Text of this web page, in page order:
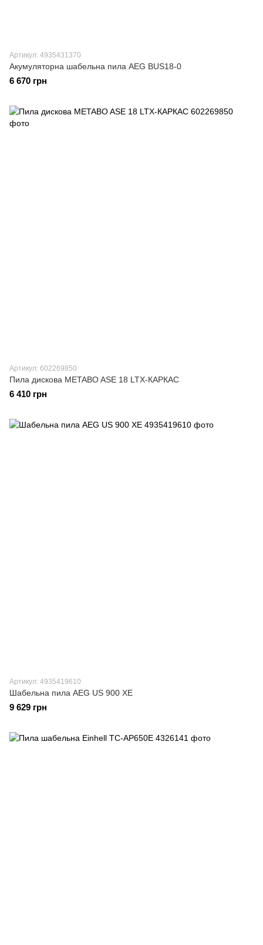
Артикул: 4935431370
Акумуляторна шабельна пила AEG BUS18-0
6 670 грн
Артикул: 602269850
Пила дискова METABO ASE 18 LTX-КАРКАС
6 410 грн
Артикул: 4935419610
Шабельна пила AEG US 900 XE
9 629 грн